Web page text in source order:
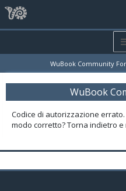
WuBook Community
WuBook
Codice di autorizzazione
modo corretto? Torna indietro e